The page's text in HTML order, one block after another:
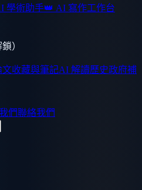
學術助手👑 AI 寫作工作台
）
文收藏與筆記AI 解讀歷史政府補
們聯絡我們